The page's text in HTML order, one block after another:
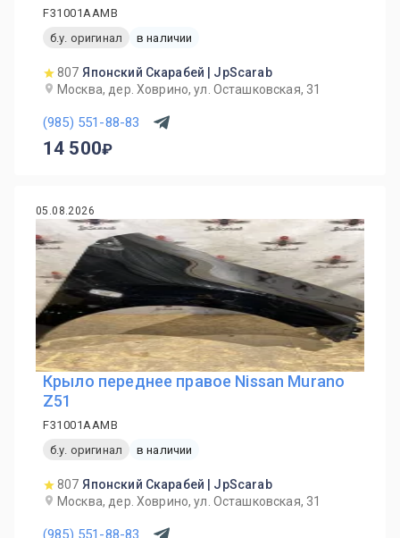
F31001AAMB
б.у. оригинал
в наличии
807 Японский Скарабей | JpScarab
Москва, дер. Ховрино, ул. Осташковская, 31
(985) 551-88-83
14 500
05.08.2026
Крыло переднее правое Nissan Murano
Z51
F31001AAMB
б.у. оригинал
в наличии
807 Японский Скарабей | JpScarab
Москва, дер. Ховрино, ул. Осташковская, 31
(985) 551-88-83